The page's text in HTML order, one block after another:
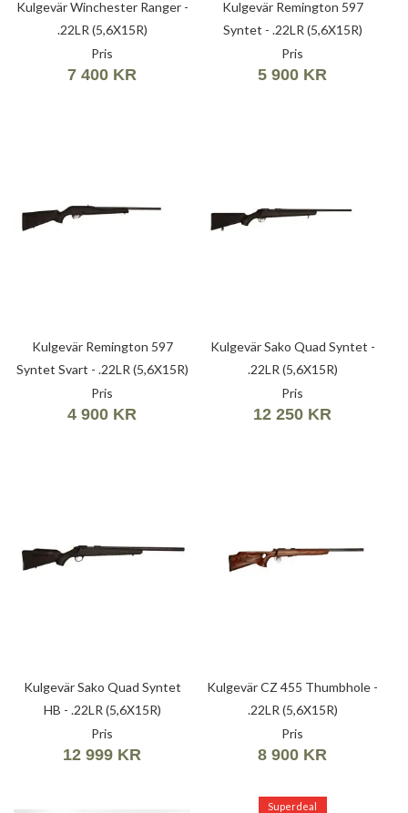
Kulgevär Winchester Ranger -
.22LR (5,6X15R)
Pris
7 400 KR
Kulgevär Remington 597
Syntet - .22LR (5,6X15R)
Pris
5 900 KR
Kulgevär Remington 597
Syntet Svart - .22LR (5,6X15R)
Pris
4 900 KR
Kulgevär Sako Quad Syntet -
.22LR (5,6X15R)
Pris
12 250 KR
Kulgevär Sako Quad Syntet
HB - .22LR (5,6X15R)
Pris
12 999 KR
Kulgevär CZ 455 Thumbhole -
.22LR (5,6X15R)
Pris
8 900 KR
Superdeal